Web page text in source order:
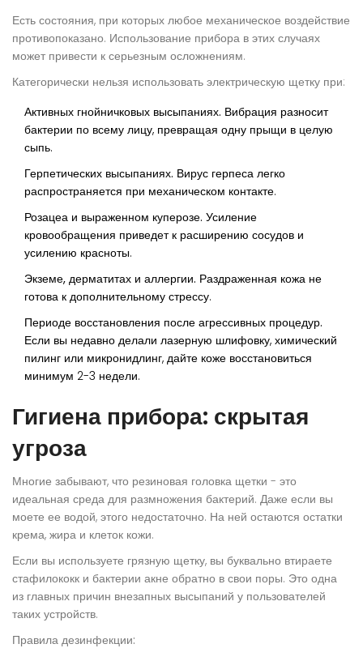
Есть состояния, при которых любое механическое воздействие
противопоказано. Использование прибора в этих случаях
может привести к серьезным осложнениям.
Категорически нельзя использовать электрическую щетку при:
Активных гнойничковых высыпаниях. Вибрация разносит
бактерии по всему лицу, превращая одну прыщи в целую
сыпь.
Герпетических высыпаниях. Вирус герпеса легко
распространяется при механическом контакте.
Розацеа и выраженном куперозе. Усиление
кровообращения приведет к расширению сосудов и
усилению красноты.
Экземе, дерматитах и аллергии. Раздраженная кожа не
готова к дополнительному стрессу.
Периоде восстановления после агрессивных процедур.
Если вы недавно делали лазерную шлифовку, химический
пилинг или микронидлинг, дайте коже восстановиться
минимум 2-3 недели.
Гигиена прибора: скрытая
угроза
Многие забывают, что резиновая головка щетки - это
идеальная среда для размножения бактерий. Даже если вы
моете ее водой, этого недостаточно. На ней остаются остатки
крема, жира и клеток кожи.
Если вы используете грязную щетку, вы буквально втираете
стафилококк и бактерии акне обратно в свои поры. Это одна
из главных причин внезапных высыпаний у пользователей
таких устройств.
Правила дезинфекции: